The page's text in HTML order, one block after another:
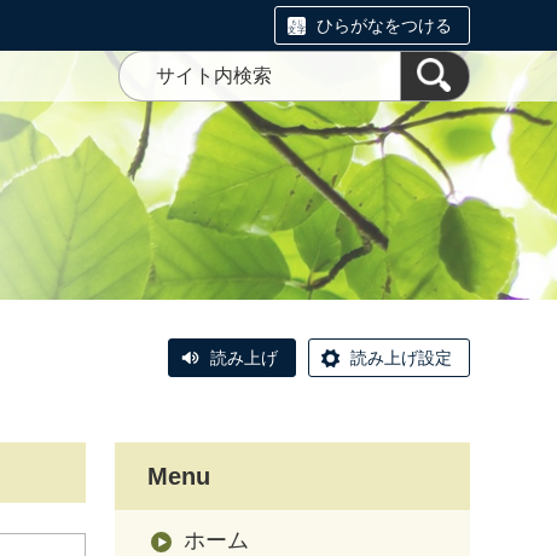
ひらがなをつける
読み上げ 読み上げ設定
Menu
ホーム